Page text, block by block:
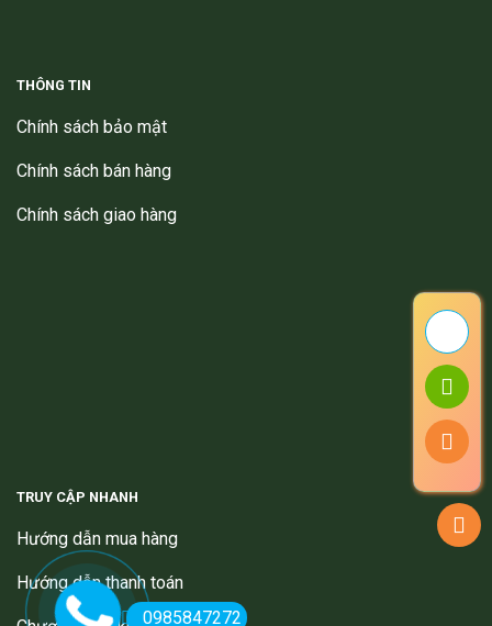
THÔNG TIN
Chính sách bảo mật
Chính sách bán hàng
Chính sách giao hàng
TRUY CẬP NHANH
Hướng dẫn mua hàng
Hướng dẫn thanh toán
0985847272